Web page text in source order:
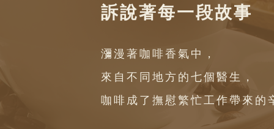
訴說著每一段故事
瀰漫著咖啡香氣中，
來自不同地方的七個醫生，
咖啡成了撫慰繁忙工作帶來的